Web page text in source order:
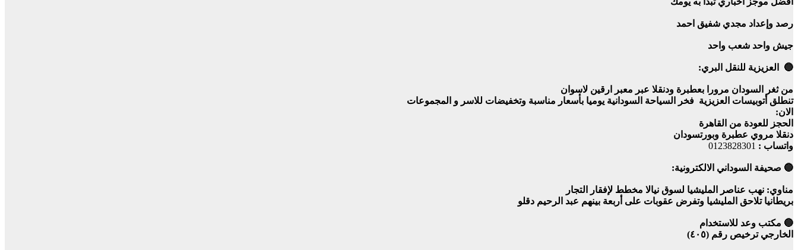
رصد وإعداد مجدي شفيق احمد
جيش واحد شعب واحد
🔵 العزيزية للنقل البري:
من ثغر السودان مرورا بعطبرة ودنقلا عبر معبر ارقين لاسوان
تنطلق أتوبيسات العزيزية فخر السياحة السودانية يوميا بأسعار مناسبة وتخفيضات للاسر و المجموعات
الان:
الحجز للعودة من القاهرة
دنقلا مروي عطبرة وبورتسودان
واتساب : 0123828301
🔵 صحيفة السوداني الالكترونية:
مناوي: نهب عناصر المليشيا لسوق نيالا مخطط لإفقار التجار
بريطانيا تلاحق المليشيا وتفرض عقوبات على أربعة بينهم عبد الرحيم دقلو
🔵 مكتب وعد للاستخدام
الخارجي ترخيص رقم (٤٠٥)